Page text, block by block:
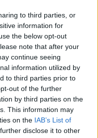
to third parties, or
information for
the below opt-out
note that after your
continue seeing
information utilized by
to third parties prior to
out of the further
by third parties on the
This information may
on the IAB’s List of
disclose it to other
Δούκας του Σάσεξ
του στην
Ωστόσο,
ενημέρωσης,
ήταν εμφανής,
του η φωνή
φορές